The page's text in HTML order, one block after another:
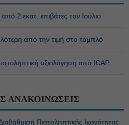
2 εκατ. επιβάτες τον Ιούλιο
από την τιμή στο ταμπλό
αξιολόγηση από ICAP
ΑΝΑΚΟΙΝΩΣΕΙΣ
Πιστοληπτικής Ικανότητας